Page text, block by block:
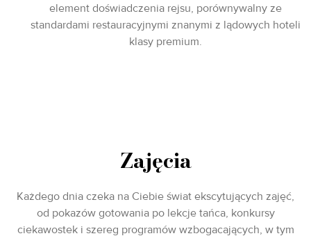
element doświadczenia rejsu, porównywalny ze
standardami restauracyjnymi znanymi z lądowych hoteli
klasy premium.
Zajęcia
Każdego dnia czeka na Ciebie świat ekscytujących zajęć,
od pokazów gotowania po lekcje tańca, konkursy
ciekawostek i szereg programów wzbogacających, w tym